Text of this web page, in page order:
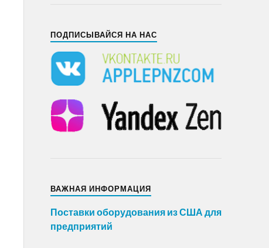
ПОДПИСЫВАЙСЯ НА НАС
ВАЖНАЯ ИНФОРМАЦИЯ
Поставки оборудования из США для
предприятий